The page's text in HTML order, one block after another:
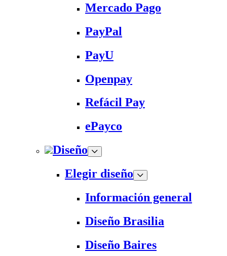
Mercado Pago
PayPal
PayU
Openpay
Refácil Pay
ePayco
Diseño
Elegir diseño
Información general
Diseño Brasilia
Diseño Baires